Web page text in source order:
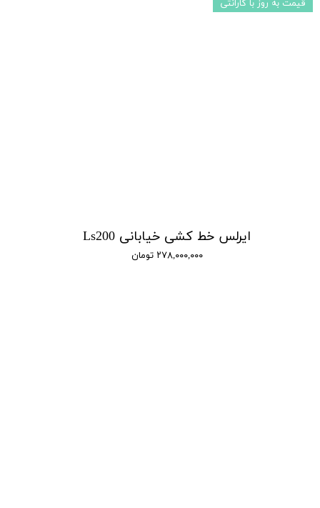
ایرلس خط کشی خیابانی Ls200
۲۷۸,۰۰۰,۰۰۰ تومان
قیمت به روز با گارانتی